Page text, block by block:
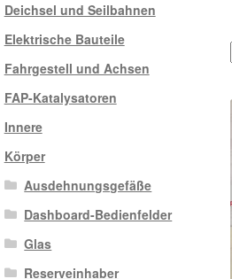
Deichsel und Seilbahnen
Elektrische Bauteile
Fahrgestell und Achsen
FAP-Katalysatoren
Innere
Körper
Ausdehnungsgefäße
Dashboard-Bedienfelder
Glas
Reserveinhaber